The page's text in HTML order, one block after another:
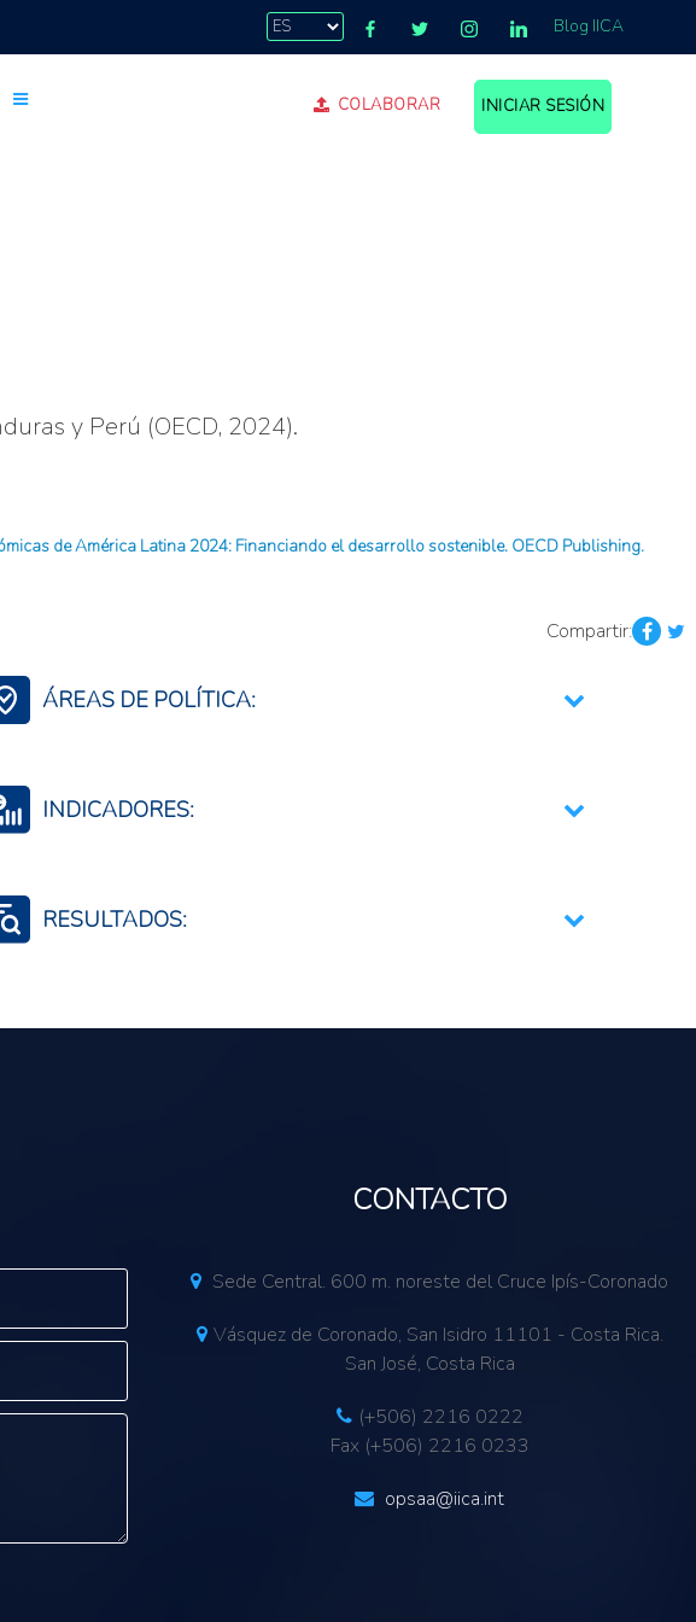
Blog IICA
COLABORAR INICIAR SESIÓN
y Perú (OECD, 2024).
de América Latina 2024: Financiando el desarrollo sostenible. OECD Publishing.
Compartir:
ÁREAS DE POLÍTICA:
INDICADORES:
Empleo
RESULTADOS:
CONTACTO
Sede Central. 600 m. noreste del Cruce Ipís-Coronado
Vásquez de Coronado, San Isidro 11101 - Costa Rica.
San José, Costa Rica
(+506) 2216 0222
Fax (+506) 2216 0233
opsaa@iica.int